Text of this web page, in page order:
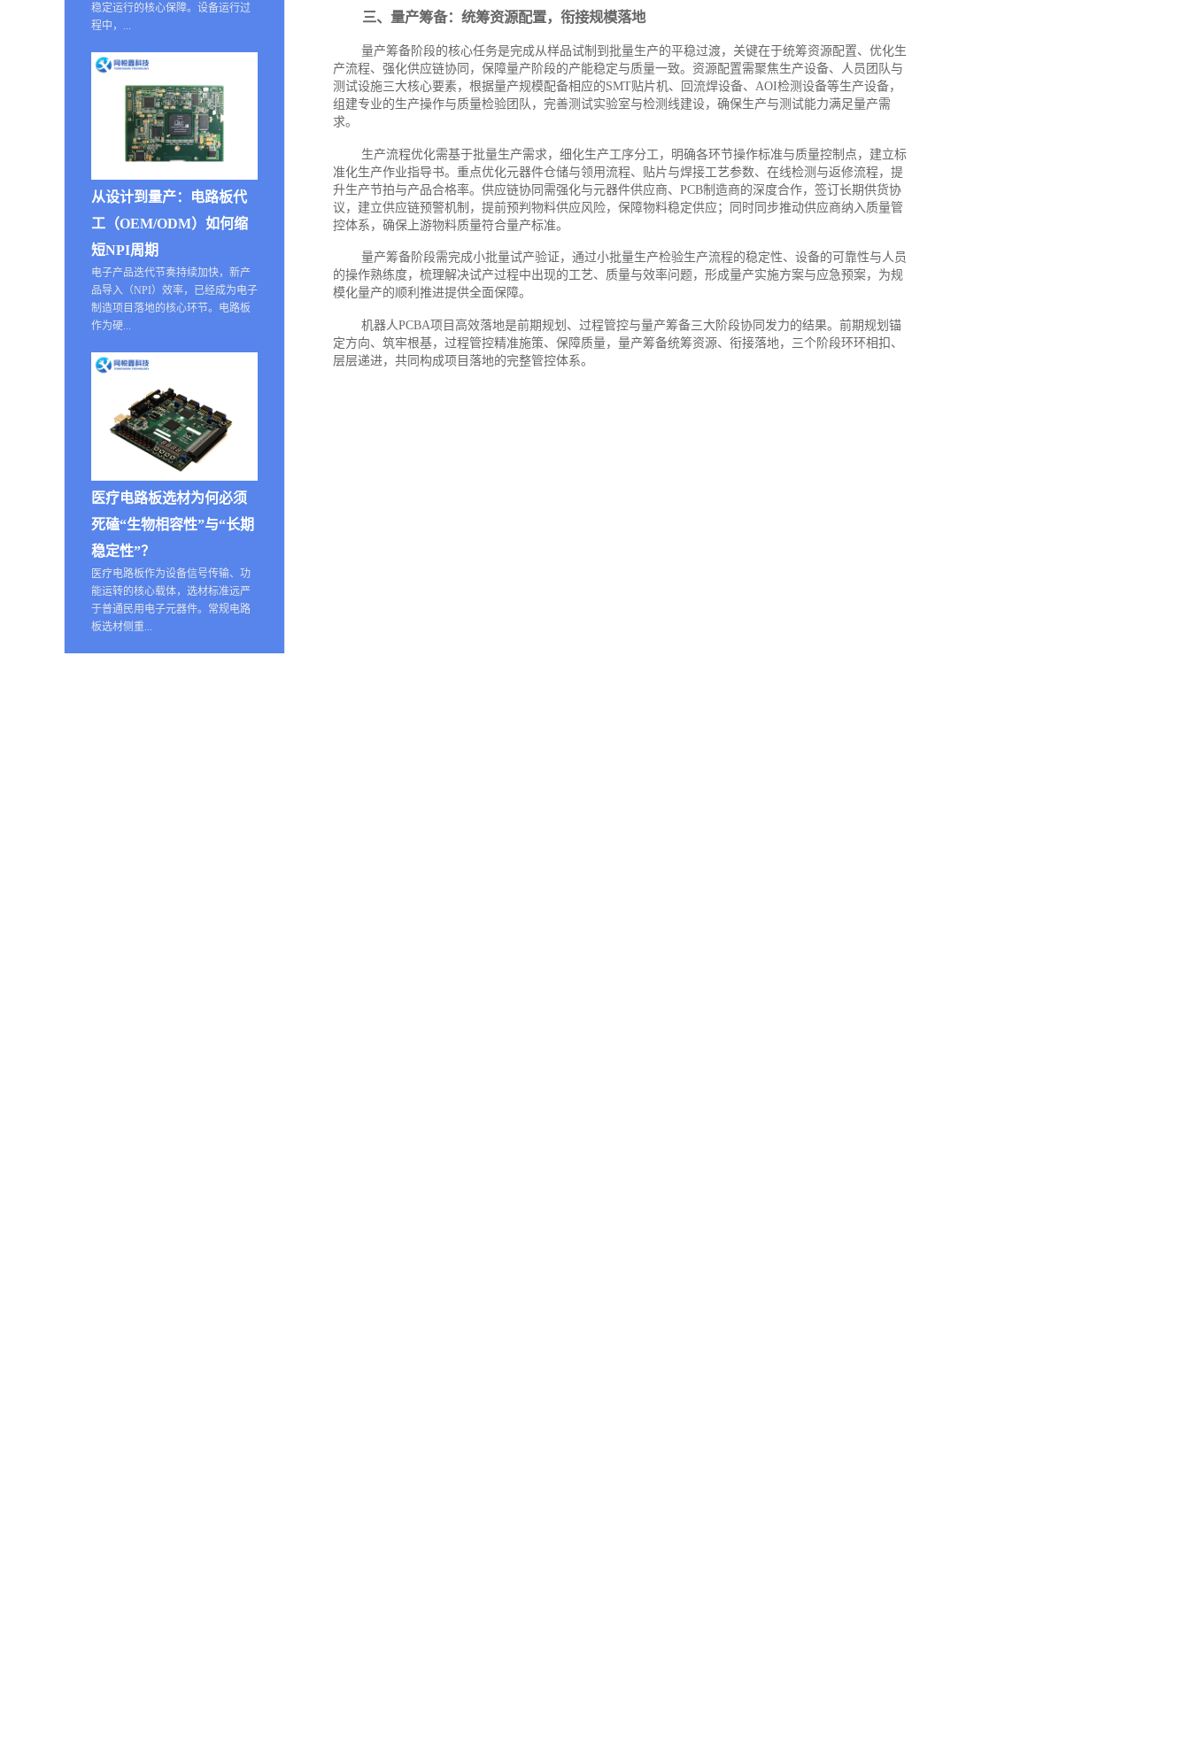
稳定运行的核心保障。设备运行过
程中，...
从设计到量产：电路板代
工（OEM/ODM）如何缩
短NPI周期
电子产品迭代节奏持续加快，新产
品导入（NPI）效率，已经成为电子
制造项目落地的核心环节。电路板
作为硬...
医疗电路板选材为何必须
死磕“生物相容性”与“长期
稳定性”？
医疗电路板作为设备信号传输、功
能运转的核心载体，选材标准远严
于普通民用电子元器件。常规电路
板选材侧重...
三、量产筹备：统筹资源配置，衔接规模落地
量产筹备阶段的核心任务是完成从样品试制到批量生产的平稳过渡，关键在于统筹资源配置、优化生
产流程、强化供应链协同，保障量产阶段的产能稳定与质量一致。资源配置需聚焦生产设备、人员团队与
测试设施三大核心要素，根据量产规模配备相应的SMT贴片机、回流焊设备、AOI检测设备等生产设备，
组建专业的生产操作与质量检验团队，完善测试实验室与检测线建设，确保生产与测试能力满足量产需
求。
生产流程优化需基于批量生产需求，细化生产工序分工，明确各环节操作标准与质量控制点，建立标
准化生产作业指导书。重点优化元器件仓储与领用流程、贴片与焊接工艺参数、在线检测与返修流程，提
升生产节拍与产品合格率。供应链协同需强化与元器件供应商、PCB制造商的深度合作，签订长期供货协
议，建立供应链预警机制，提前预判物料供应风险，保障物料稳定供应；同时同步推动供应商纳入质量管
控体系，确保上游物料质量符合量产标准。
量产筹备阶段需完成小批量试产验证，通过小批量生产检验生产流程的稳定性、设备的可靠性与人员
的操作熟练度，梳理解决试产过程中出现的工艺、质量与效率问题，形成量产实施方案与应急预案，为规
模化量产的顺利推进提供全面保障。
机器人PCBA项目高效落地是前期规划、过程管控与量产筹备三大阶段协同发力的结果。前期规划锚
定方向、筑牢根基，过程管控精准施策、保障质量，量产筹备统筹资源、衔接落地，三个阶段环环相扣、
层层递进，共同构成项目落地的完整管控体系。